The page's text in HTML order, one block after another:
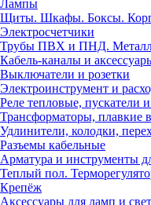
Лампы
Щиты. Шкафы. Боксы.
Электросчетчики
Трубы ПВХ и ПНД.
Кабель-каналы и
Выключатели и розетки
Электроинструмент и
Реле тепловые, пускатели
Трансформаторы, плавкие
Удлинители, колодки,
Разъемы кабельные
Арматура и инструменты
Теплый пол.
Крепёж
Аксессуары для ламп и